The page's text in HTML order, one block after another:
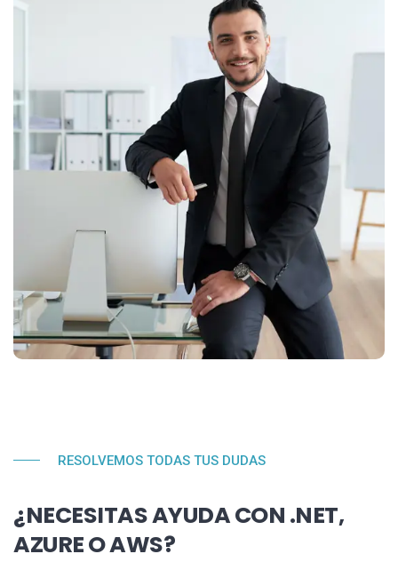
RESOLVEMOS TODAS TUS DUDAS
¿NECESITAS AYUDA CON .NET,
AZURE O AWS?